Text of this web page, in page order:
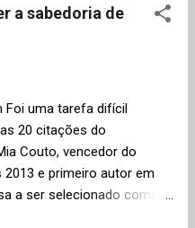
em Paris deveriam
já leu todos os livros
respostas: (a) "Li
"Não li nenhum, senão
, (c) "Não, mas tenho
semana" . Algumas
do escritor, filósofo,
a sabedoria de
Foi uma tarefa difícil
20 citações do
Couto, vencedor do
e primeiro autor em
a ser selecionado como